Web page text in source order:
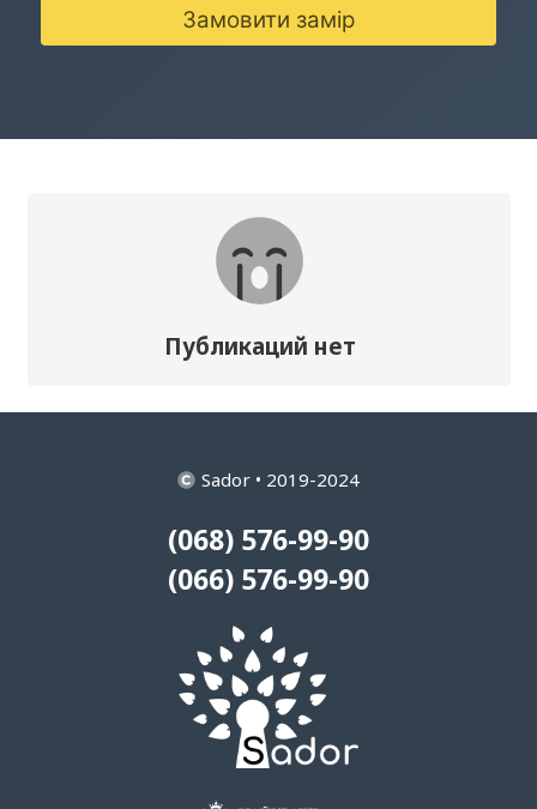
Замовити замір
Публикаций нет
Sador • 2019-2024
(068) 576-99-90
(066) 576-99-90